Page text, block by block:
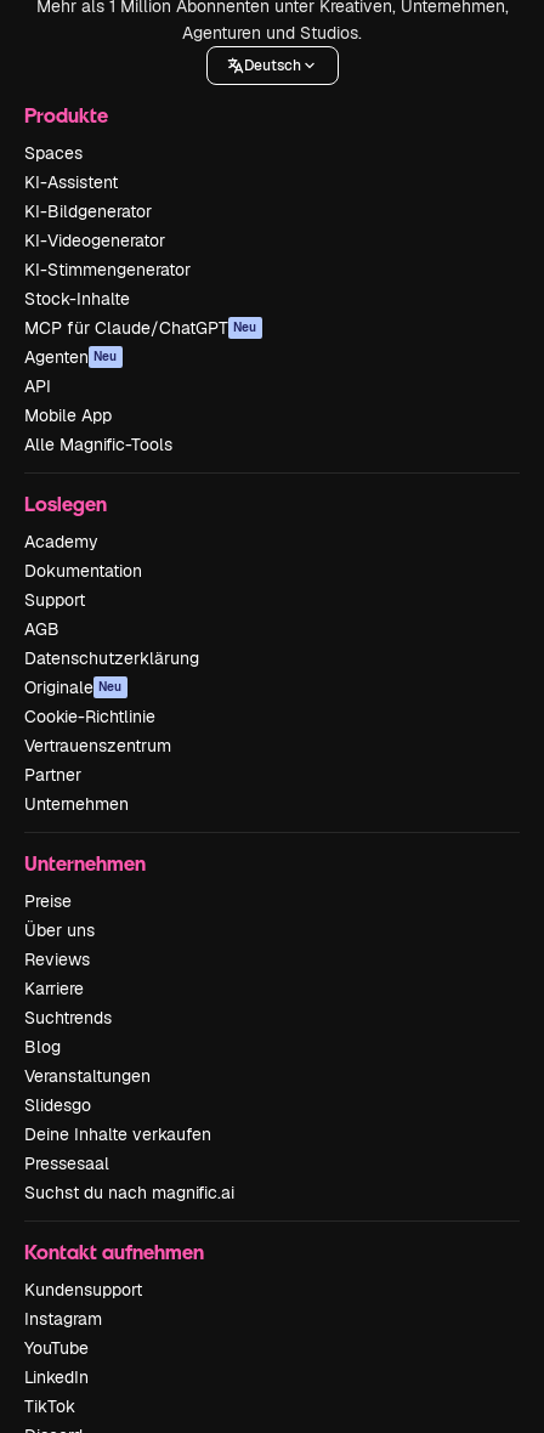
Mehr als 1 Million Abonnenten unter Kreativen, Unternehmen,
Agenturen und Studios.
Deutsch
Produkte
Spaces
KI-Assistent
KI-Bildgenerator
KI-Videogenerator
KI-Stimmengenerator
Stock-Inhalte
MCP für Claude/ChatGPT Neu
Agenten Neu
API
Mobile App
Alle Magnific-Tools
Loslegen
Academy
Dokumentation
Support
AGB
Datenschutzerklärung
Originale Neu
Cookie-Richtlinie
Vertrauenszentrum
Partner
Unternehmen
Unternehmen
Preise
Über uns
Reviews
Karriere
Suchtrends
Blog
Veranstaltungen
Slidesgo
Deine Inhalte verkaufen
Pressesaal
Suchst du nach magnific.ai
Kontakt aufnehmen
Kundensupport
Instagram
YouTube
LinkedIn
TikTok